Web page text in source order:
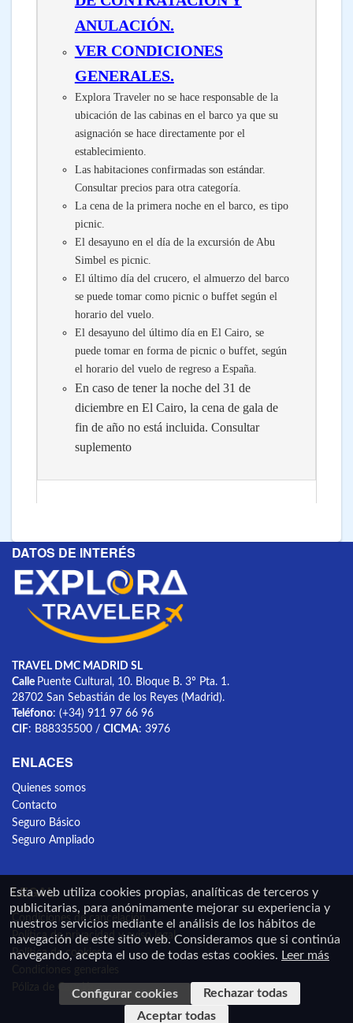
ANULACIÓN.
VER CONDICIONES
GENERALES.
Explora Traveler no se hace responsable de la
ubicación de las cabinas en el barco ya que su
asignación se hace directamente por el
establecimiento.
Las habitaciones confirmadas son estándar.
Consultar precios para otra categoría.
La cena de la primera noche en el barco, es tipo
picnic.
El desayuno en el día de la excursión de Abu
Simbel es picnic.
El último día del crucero, el almuerzo del barco
se puede tomar como picnic o buffet según el
horario del vuelo.
El desayuno del último día en El Cairo, se
puede tomar en forma de picnic o buffet, según
el horario del vuelo de regreso a España.
En caso de tener la noche del 31 de
diciembre en El Cairo, la cena de gala de
fin de año no está incluida. Consultar
suplemento
DATOS DE INTERÉS
TRAVEL DMC MADRID SL
Calle Puente Cultural, 10. Bloque B. 3º Pta. 1.
28702 San Sebastián de los Reyes (Madrid).
Teléfono: (+34) 911 97 66 96
CIF: B88335500 / CICMA: 3976
ENLACES
Quienes somos
Contacto
Seguro Básico
Seguro Ampliado
LEGAL
Condiciones de cancelación
Política de privacidad y aviso legal
Política de cookies
Póliza de Caución
Esta web utiliza cookies propias, analíticas de terceros y
publicitarias, para anónimamente mejorar su experiencia y
nuestros servicios mediante el análisis de los hábitos de
navegación de este sitio web. Consideramos que si continúa
navegando, acepta el uso de todas estas cookies. Leer más
Configurar cookies
Rechazar todas
Aceptar todas